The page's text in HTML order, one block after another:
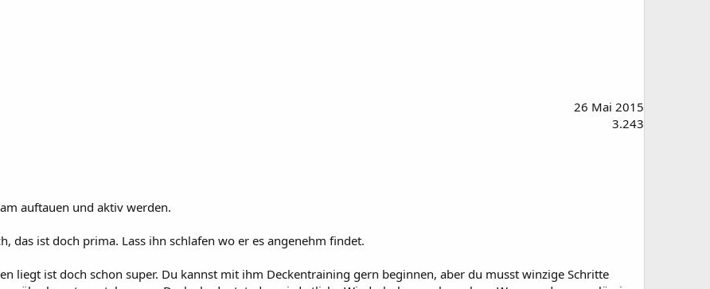
26 Mai 2015
3.243
auftauen und aktiv werden.
das ist doch prima. Lass ihn schlafen wo er es angenehm findet.
liegt ist doch schon super. Du kannst mit ihm Deckentraining gern beginnen, aber du musst winzige Schritte